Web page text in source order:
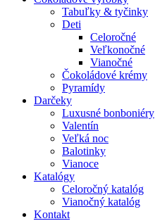
Tabuľky & tyčinky
Deti
Celoročné
Veľkonočné
Vianočné
Čokoládové krémy
Pyramídy
Darčeky
Luxusné bonboniéry
Valentín
Veľká noc
Balotinky
Vianoce
Katalógy
Celoročný katalóg
Vianočný katalóg
Kontakt